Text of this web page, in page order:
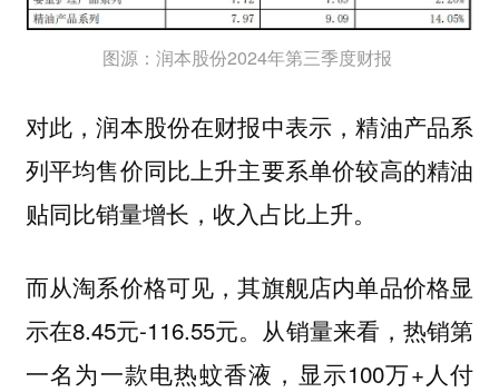
图源：润本股份2024年第三季度财报
对此，润本股份在财报中表示，精油产品系
列平均售价同比上升主要系单价较高的精油
贴同比销量增长，收入占比上升。
而从淘系价格可见，其旗舰店内单品价格显
示在8.45元-116.55元。从销量来看，热销第
一名为一款电热蚊香液，显示100万+人付